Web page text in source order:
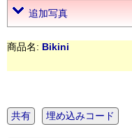
追加写真
商品名: Bikini
共有 埋め込みコード